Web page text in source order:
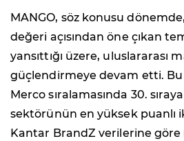
MANGO, söz konusu
değeri açısından öne çıkan
yansıttığı üzere, uluslararası
güçlendirmeye devam etti.
Merco sıralamasında 30.
sektörünün en yüksek puanlı
Kantar BrandZ verilerine göre